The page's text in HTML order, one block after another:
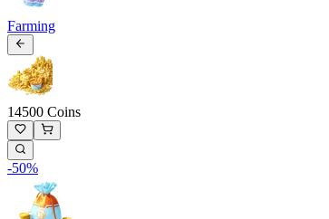
Farming
14500 Coins
-50%